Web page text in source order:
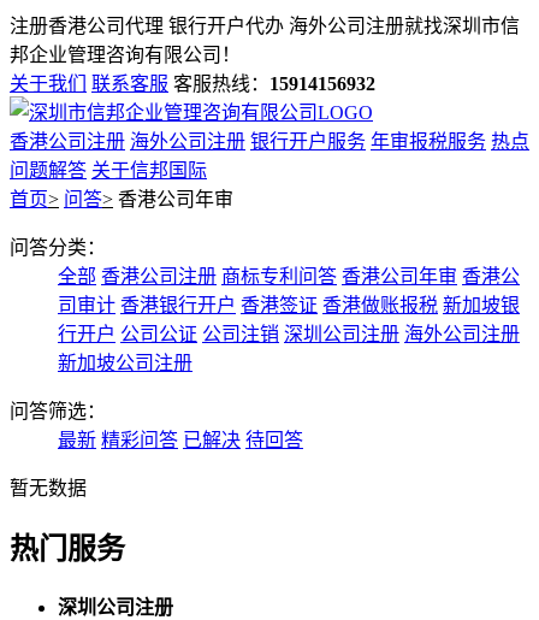
注册香港公司代理 银行开户代办 海外公司注册就找深圳市信
邦企业管理咨询有限公司！
关于我们
联系客服 客服热线： 15914156932
香港公司注册 海外公司注册 银行开户服务 年审报税服务 热点
问题解答 关于信邦国际
首页> 问答> 香港公司年审
问答分类：
全部 香港公司注册 商标专利问答 香港公司年审 香港公
司审计 香港银行开户 香港签证 香港做账报税 新加坡银
行开户 公司公证 公司注销 深圳公司注册 海外公司注册
新加坡公司注册
问答筛选：
最新 精彩问答 已解决 待回答
暂无数据
热门服务
深圳公司注册